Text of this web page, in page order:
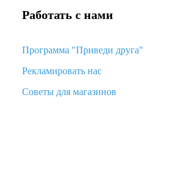
Работать с нами
Программа "Приведи друга"
Рекламировать нас
Советы для магазинов